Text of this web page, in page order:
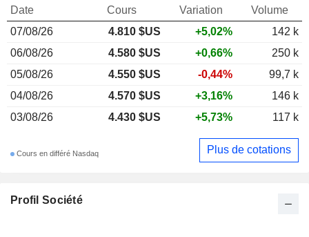
Profil Société
Date Cours Variation
Volume
07/08/26
4.810 $US +5,02%
142 k
06/08/26
4.580 $US +0,66%
250 k
05/08/26
4.550 $US -0,44%
99,7 k
04/08/26
4.570 $US +3,16%
146 k
03/08/26
4.430 $US +5,73% 117 k
Cours en différé Nasdaq Plus de cotations